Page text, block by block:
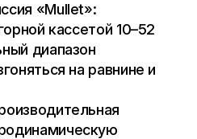
«Mullet»:
кассетой 10–52
диапазон
на равнине и